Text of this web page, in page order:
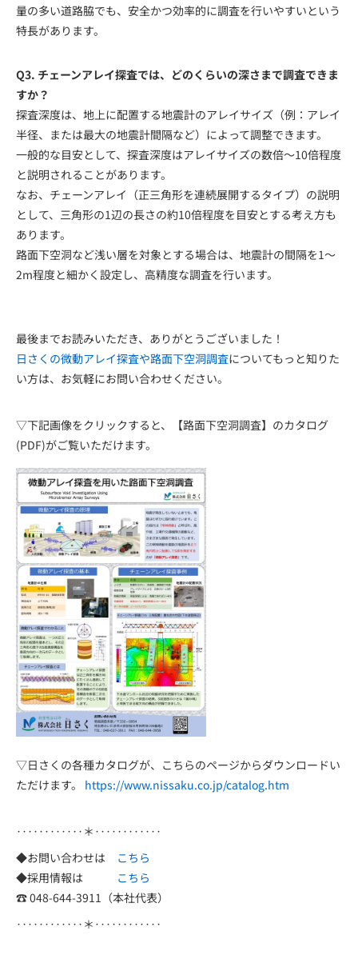
量の多い道路脇でも、安全かつ効率的に調査を行いやすいという
特長があります。
Q3. チェーンアレイ探査では、どのくらいの深さまで調査できま
すか？
探査深度は、地上に配置する地震計のアレイサイズ（例：アレイ
半径、または最大の地震計間隔など）によって調整できます。
一般的な目安として、探査深度はアレイサイズの数倍～10倍程度
と説明されることがあります。
なお、チェーンアレイ（正三角形を連続展開するタイプ）の説明
として、三角形の1辺の長さの約10倍程度を目安とする考え方も
あります。
路面下空洞など浅い層を対象とする場合は、地震計の間隔を1～
2m程度と細かく設定し、高精度な調査を行います。
最後までお読みいただき、ありがとうございました！
日さくの微動アレイ探査や路面下空洞調査についてもっと知りた
い方は、お気軽にお問い合わせください。
▽下記画像をクリックすると、【路面下空洞調査】のカタログ
(PDF)がご覧いただけます。
▽日さくの各種カタログが、こちらのページからダウンロードい
ただけます。 https://www.nissaku.co.jp/catalog.htm
‥‥‥‥‥‥＊‥‥‥‥‥‥
◆お問い合わせは こちら
◆採用情報は こちら
☎ 048-644-3911（本社代表）
‥‥‥‥‥‥＊‥‥‥‥‥‥